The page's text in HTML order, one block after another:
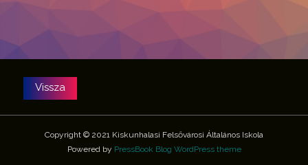
Copyright © 2021 Kiskunhalasi Felsővárosi Általános Iskola
Powered by PressBook Blog WordPress theme